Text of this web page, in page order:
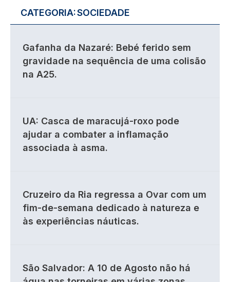
CATEGORIA:SOCIEDADE
Gafanha da Nazaré: Bebé ferido sem
gravidade na sequência de uma colisão
na A25.
UA: Casca de maracujá-roxo pode
ajudar a combater a inflamação
associada à asma.
Cruzeiro da Ria regressa a Ovar com um
fim-de-semana dedicado à natureza e
às experiências náuticas.
São Salvador: A 10 de Agosto não há